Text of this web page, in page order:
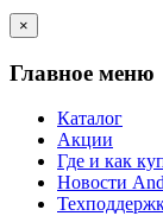
×
Главное меню
Каталог
Акции
Где и как
Новости